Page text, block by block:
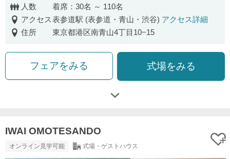
人数
着席：30名 ～ 110名
アクセス表参道駅 (表参道・青山・渋谷) アクセス詳細
住所
東京都港区南青山4丁目10−15
フェアをみる 式場をみる
IWAI OMOTESANDO
オンライン見学可能 式場・ゲストハウス